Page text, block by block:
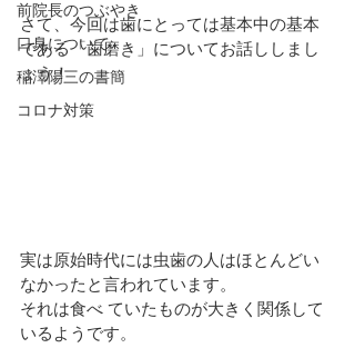
前院長のつぶやき
口臭について
稲澤陽三の書簡
コロナ対策
さて、今回は歯にとっては基本中の基本
である「歯磨き」についてお話ししまし
ょう！
実は原始時代には虫歯の人はほとんどい
なかったと言われています。
それは食べ ていたものが大きく関係して
いるようです。